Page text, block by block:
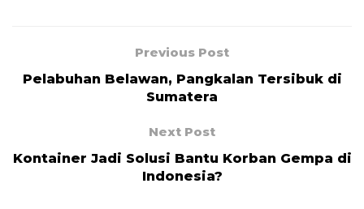
Previous Post
Pelabuhan Belawan, Pangkalan Tersibuk di
Sumatera
Next Post
Kontainer Jadi Solusi Bantu Korban Gempa di
Indonesia?